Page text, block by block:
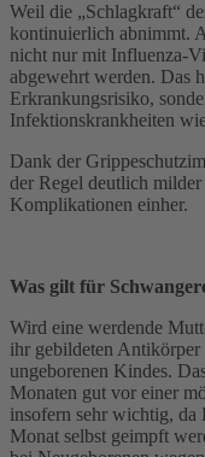
Weil die „Schlagkraft“
kontinuierlich abnimmt.
nicht nur mit Influenza-
abgewehrt werden. Das
Erkrankungsrisiko,
Infektionskrankheiten
Dank der
der Regel deutlich
Komplikationen einher.
Was gilt für
Wird eine werdende
ihr gebildeten Antikörper
ungeborenen Kindes.
Monaten gut vor einer
insofern sehr wichtig, da
Monat selbst geimpft